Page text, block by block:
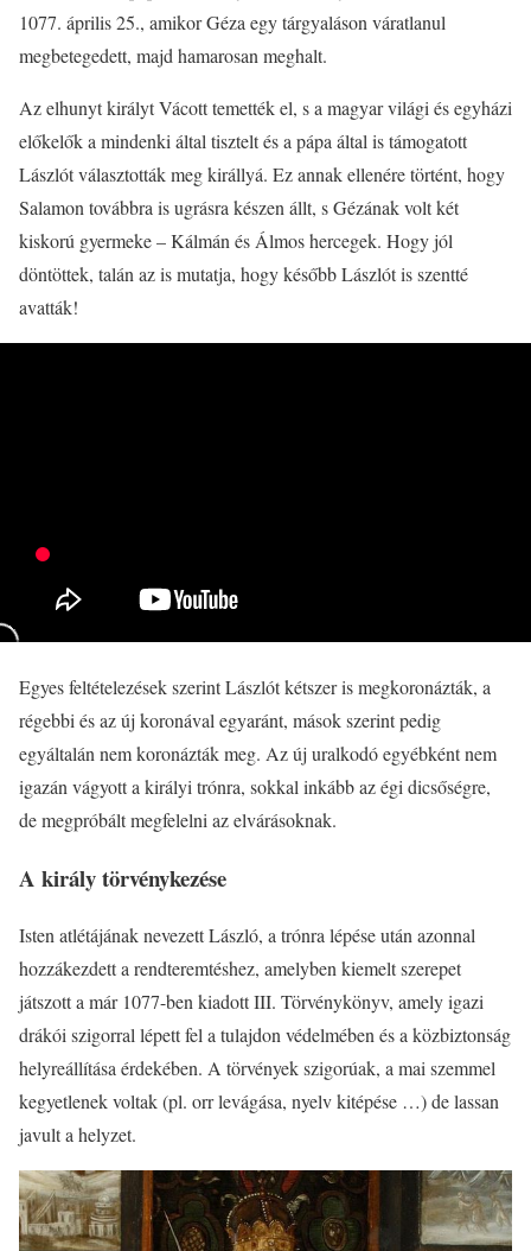
1077. április 25., amikor Géza egy tárgyaláson váratlanul
megbetegedett, majd hamarosan meghalt.
Az elhunyt királyt Vácott temették el, s a magyar világi és egyházi
előkelők a mindenki által tisztelt és a pápa által is támogatott
Lászlót választották meg királlyá. Ez annak ellenére történt, hogy
Salamon továbbra is ugrásra készen állt, s Gézának volt két
kiskorú gyermeke – Kálmán és Álmos hercegek. Hogy jól
döntöttek, talán az is mutatja, hogy később Lászlót is szentté
avatták!
Egyes feltételezések szerint Lászlót kétszer is megkoronázták, a
régebbi és az új koronával egyaránt, mások szerint pedig
egyáltalán nem koronázták meg. Az új uralkodó egyébként nem
igazán vágyott a királyi trónra, sokkal inkább az égi dicsőségre,
de megpróbált megfelelni az elvárásoknak.
A király törvénykezése
Isten atlétájának nevezett László, a trónra lépése után azonnal
hozzákezdett a rendteremtéshez, amelyben kiemelt szerepet
játszott a már 1077-ben kiadott III. Törvénykönyv, amely igazi
drákói szigorral lépett fel a tulajdon védelmében és a közbiztonság
helyreállítása érdekében. A törvények szigorúak, a mai szemmel
kegyetlenek voltak (pl. orr levágása, nyelv kitépése …) de lassan
javult a helyzet.